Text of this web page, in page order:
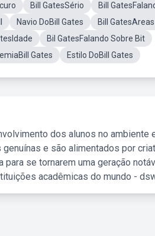
Bill GatesSério
Bill
Navio DoBill Gates
Bill
Bil GatesFalando Sobre Bit
Gates Estilo DoBill Gates
dos alunos no ambiente
e são alimentados por
se tornarem uma geração
acadêmicas do mundo -